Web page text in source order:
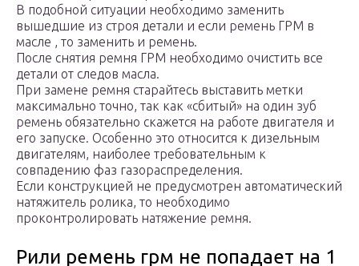
В подобной ситуации необходимо заменить
вышедшие из строя детали и если ремень ГРМ в
масле , то заменить и ремень.
После снятия ремня ГРМ необходимо очистить все
детали от следов масла.
При замене ремня старайтесь выставить метки
максимально точно, так как «сбитый» на один зуб
ремень обязательно скажется на работе двигателя и
его запуске. Особенно это относится к дизельным
двигателям, наиболее требовательным к
совпадению фаз газораспределения.
Если конструкцией не предусмотрен автоматический
натяжитель ролика, то необходимо
проконтролировать натяжение ремня.
Рили ремень грм не попадает на 1